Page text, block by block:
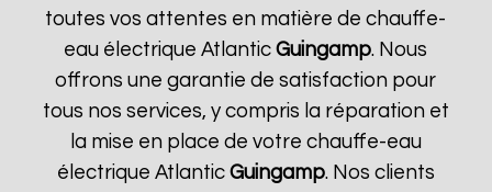
toutes vos attentes en matière de chauffe-
eau électrique AtlanticGuingamp. Nous
offrons une garantie de satisfaction pour
tous nos services, y compris la réparation et
la mise en place de votre chauffe-eau
électrique Atlantic Guingamp. Nos clients